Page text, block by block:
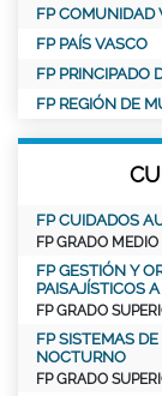
FP COMUNIDAD
FP PAÍS VASCO
FP PRINCIPADO
FP REGIÓN DE
FP CUIDADOS
FP GRADO MEDIO
FP GESTIÓN Y
PAISAJÍSTICOS
FP GRADO
FP SISTEMAS
NOCTURNO
FP GRADO